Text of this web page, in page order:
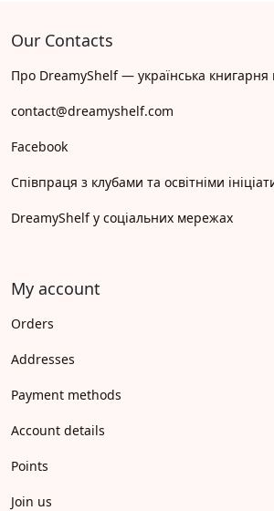
Our Contacts
Про DreamyShelf — українська
contact@dreamyshelf.com
Facebook
Співпраця з клубами та освітніми
DreamyShelf у соціальних мережах
My account
Orders
Addresses
Payment methods
Account details
Points
Join us